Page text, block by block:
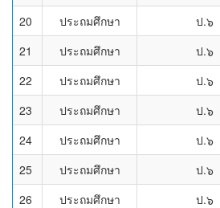
20
ประถมศึกษา ป.๖
21
ประถมศึกษา ป.๖
22
ประถมศึกษา ป.๖
23
ประถมศึกษา ป.๖
24
ประถมศึกษา ป.๖
25
ประถมศึกษา ป.๖
26
ประถมศึกษา ป.๖